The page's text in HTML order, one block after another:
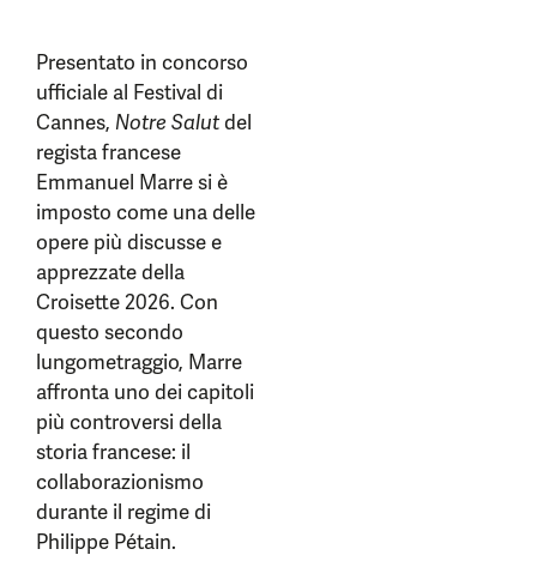
Presentato in concorso
ufficiale al Festival di
Cannes, Notre Salutdel
regista francese
Emmanuel Marre si è
imposto come una delle
opere più discusse e
apprezzate della
Croisette 2026. Con
questo secondo
lungometraggio, Marre
affronta uno dei capitoli
più controversi della
storia francese: il
collaborazionismo
durante il regime di
Philippe Pétain.